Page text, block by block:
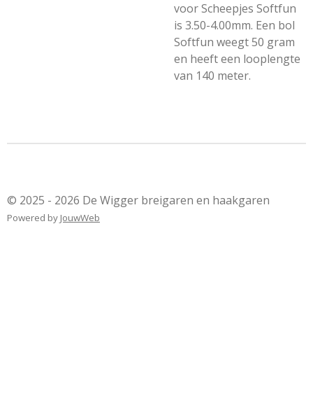
voor Scheepjes Softfun
is 3.50-4.00mm. Een bol
Softfun weegt 50 gram
en heeft een looplengte
van 140 meter.
© 2025 - 2026 De Wigger breigaren en haakgaren
Powered by JouwWeb